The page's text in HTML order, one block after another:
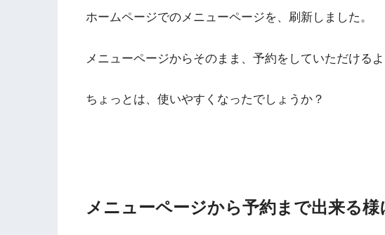
ホームページでのメニューページを、刷新しました。
メニューページからそのまま、予約をしていただける
ちょっとは、使いやすくなったでしょうか？
メニューページから予約まで出来る様